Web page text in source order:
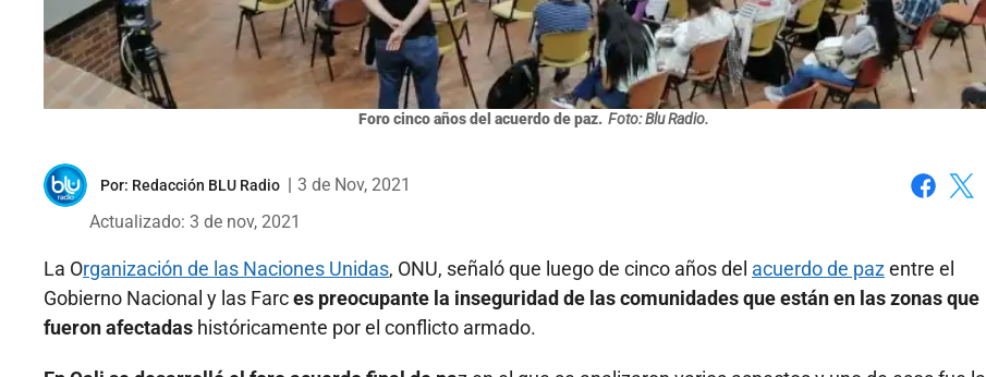
Foro cinco años del acuerdo de paz. Foto: Blu Radio.
Por: Redacción BLU Radio
3 de Nov, 2021
Actualizado: 3 de nov, 2021
La Organización de las Naciones Unidas, ONU, señaló que luego de cinco años del acuerdo de pazentre el
Gobierno Nacional y las Farces preocupante la inseguridad de las comunidades que están en las zonas que
fueron afectadas históricamente por el conflicto armado.